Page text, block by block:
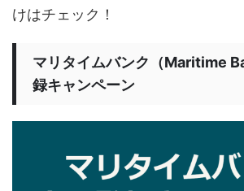
けはチェック！
マリタイムバンク（Maritime
録キャンペーン